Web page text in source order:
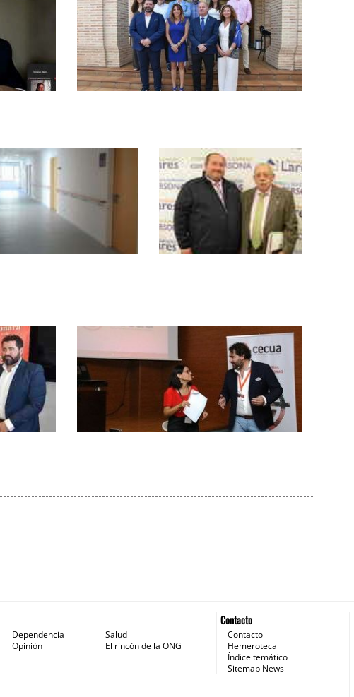
Contacto
Contacto
Hemeroteca
Índice temático
Sitemap News
Dependencia
Salud
Opinión
El rincón de la ONG